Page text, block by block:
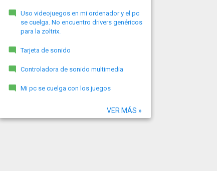
Uso videojuegos en mi ordenador y el pc
se cuelga. No encuentro drivers genéricos
para la zoltrix.
Tarjeta de sonido
Controladora de sonido multimedia
Mi pc se cuelga con los juegos
VER MÁS »